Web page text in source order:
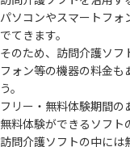
パソコンやスマートフォ
でてきます。
そのため、訪問介護ソフ
フォン等の機器の料金も
う。
フリー・無料体験期間の
無料体験ができるソフト
訪問介護ソフトの中には